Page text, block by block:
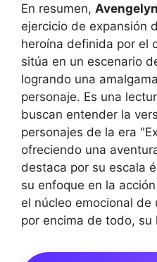
En resumen,
ejercicio de expansión
heroína definida por el
sitúa en un escenario
logrando una
personaje. Es una
buscan entender la
personajes de la era
ofreciendo una
destaca por su escala
su enfoque en la
el núcleo emocional de
por encima de todo, su